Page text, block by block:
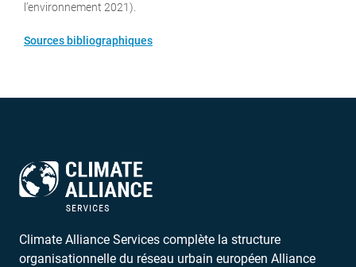
l’environnement 2021).
Sources bibliographiques
Climate Alliance Services complète la structure
organisationnelle du réseau urbain européen Alliance